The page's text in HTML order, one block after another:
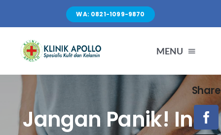
content
WA: 0821-1099-9870
MENU
LAYANAN
Jangan Panik! Ini
Share